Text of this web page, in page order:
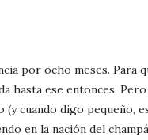
por ocho meses. Para
hasta ese entonces.
cuando digo pequeño,
en la nación del